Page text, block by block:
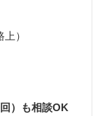
）
）も相談OK